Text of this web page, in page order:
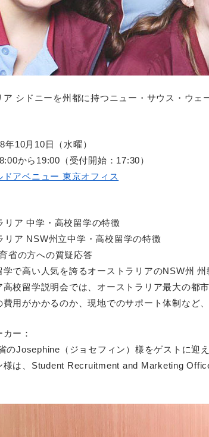
ア シドニーを州都に持つニュー・サウス・ウ
年10月10日（水曜）
から19:00（受付開始：17:30）
ドアベニュー 東京オフィス
リア 中学・高校留学の特徴
リア NSW州立中学・高校留学の特徴
省の方への質疑応答
学で高い人気を誇るオーストラリアのNSW州
高校留学説明会では、オーストラリア最大の都
費用がかかるのか、現地でのサポート体制など
ー：
のJosephine（ジョセフィン）様をゲストに迎
様は、Student Recruitment and Marketing